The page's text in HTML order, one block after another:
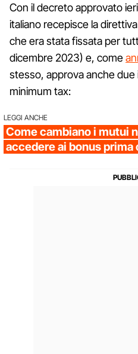
Con il decreto approvato
italiano recepisce la
che era stata fissata per
dicembre 2023) e, come
stesso, approva anche due
minimum tax:
LEGGI ANCHE
Come cambiano i mutui
accedere ai bonus prima